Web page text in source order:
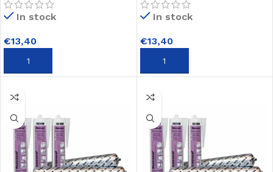
In stock
€13,40
In stock
€13,40